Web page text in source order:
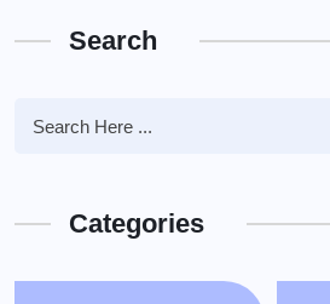
Search
Categories